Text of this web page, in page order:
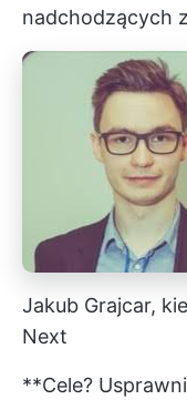
nadchodzących
Jakub Grajcar,
Next
**Cele?